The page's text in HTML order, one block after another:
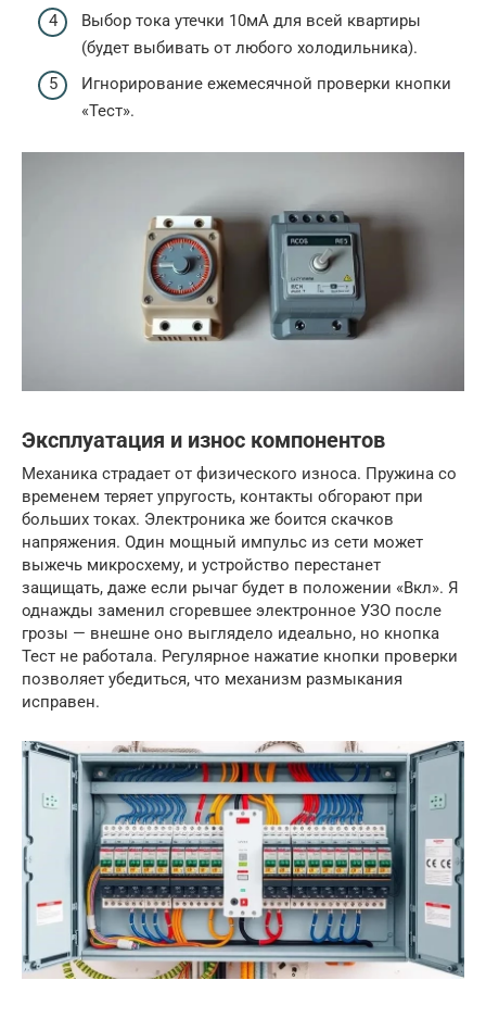
Выбор тока утечки 10мА для всей квартиры
(будет выбивать от любого холодильника).
Игнорирование ежемесячной проверки кнопки
«Тест».
Эксплуатация и износ компонентов
Механика страдает от физического износа. Пружина со
временем теряет упругость, контакты обгорают при
больших токах. Электроника же боится скачков
напряжения. Один мощный импульс из сети может
выжечь микросхему, и устройство перестанет
защищать, даже если рычаг будет в положении «Вкл». Я
однажды заменил сгоревшее электронное УЗО после
грозы — внешне оно выглядело идеально, но кнопка
Тест не работала. Регулярное нажатие кнопки проверки
позволяет убедиться, что механизм размыкания
исправен.